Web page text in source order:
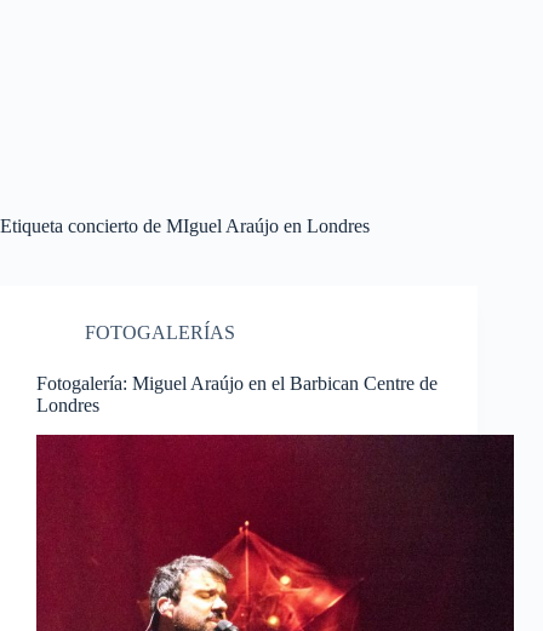
Etiqueta concierto de MIguel Araújo en Londres
FOTOGALERÍAS
Fotogalería: Miguel Araújo en el Barbican Centre de
Londres